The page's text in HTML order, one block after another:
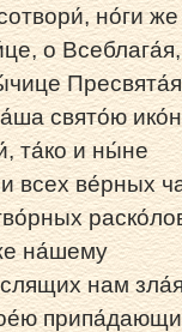
но́ги же
о Всеблага́я,
свято́ю
та́ко и ны́не
всех ве́рных
на́шему
нам